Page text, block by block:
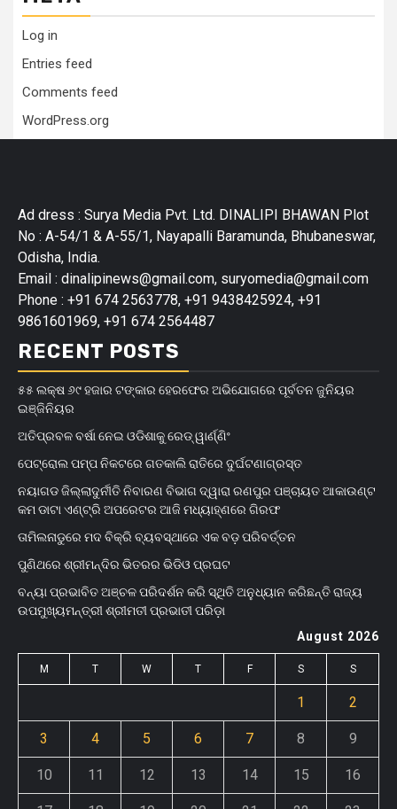
Log in
Entries feed
Comments feed
WordPress.org
Ad dress : Surya Media Pvt. Ltd. DINALIPI BHAWAN Plot
No : A-54/1 & A-55/1, Nayapalli Baramunda, Bhubaneswar,
Odisha, India.
Email : dinalipinews@gmail.com, suryomedia@gmail.com
Phone : +91 674 2563778, +91 9438425924, +91
9861601969, +91 674 2564487
RECENT POSTS
୫୫ ଲକ୍ଷ ୬୯ ହଜାର ଟଙ୍କାର ହେରଫେର ଅଭିଯୋଗରେ ପୂର୍ବତନ ଜୁନିୟର
ଇଞ୍ଜିନିୟର
ଅତିପ୍ରବଳ ବର୍ଷା ନେଇ ଓଡିଶାକୁ ରେଡ୍ ୱାର୍ଣ୍ଣିଂ
ପେଟ୍ରୋଲ ପମ୍ପ ନିକଟରେ ଗତକାଲି ରାତିରେ ଦୁର୍ଘଟଣାଗ୍ରସ୍ତ
ନୟାଗଡ ଜିଲ୍ଲାଦୁର୍ନୀତି ନିବାରଣ ବିଭାଗ ଦ୍ୱାରା ରଣପୁର ପଞ୍ଚାୟତ ଆକାଉଣ୍ଟ
କମ ଡାଟା ଏଣ୍ଟ୍ରି ଅପରେଟର ଆଜି ମଧ୍ୟାହ୍‌ଣରେ ଗିରଫ
ତାମିଲନାଡୁରେ ମଦ ବିକ୍ରି ବ୍ୟବସ୍ଥାରେ ଏକ ବଡ଼ ପରିବର୍ତ୍ତନ
ପୁଣିଥରେ ଶ୍ରୀମନ୍ଦିର ଭିତରର ଭିଡିଓ ପ୍ରଘଟ
ବନ୍ୟା ପ୍ରଭାବିତ ଅଞ୍ଚଳ ପରିଦର୍ଶନ କରି ସ୍ଥିତି ଅନୁଧ୍ୟାନ କରିଛନ୍ତି ରାଜ୍ୟ
ଉପମୁଖ୍ୟମନ୍ତ୍ରୀ ଶ୍ରୀମତୀ ପ୍ରଭାତୀ ପରିଡ଼ା
August 2026
M T W T F S S
1 2
3 4 5 6 7 8 9
10 11 12 13 14 15 16